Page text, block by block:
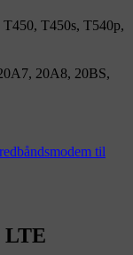
T450s, T540p,
20A8, 20BS,
til
LTE